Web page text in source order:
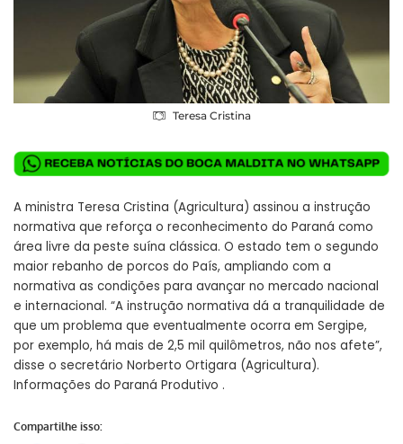
Teresa Cristina
A ministra Teresa Cristina (Agricultura) assinou a instrução
normativa que reforça o reconhecimento do Paraná como
área livre da peste suína clássica. O estado tem o segundo
maior rebanho de porcos do País, ampliando com a
normativa as condições para avançar no mercado nacional
e internacional. “A instrução normativa dá a tranquilidade de
que um problema que eventualmente ocorra em Sergipe,
por exemplo, há mais de 2,5 mil quilômetros, não nos afete”,
disse o secretário Norberto Ortigara (Agricultura).
Informações do Paraná Produtivo .
Compartilhe isso: